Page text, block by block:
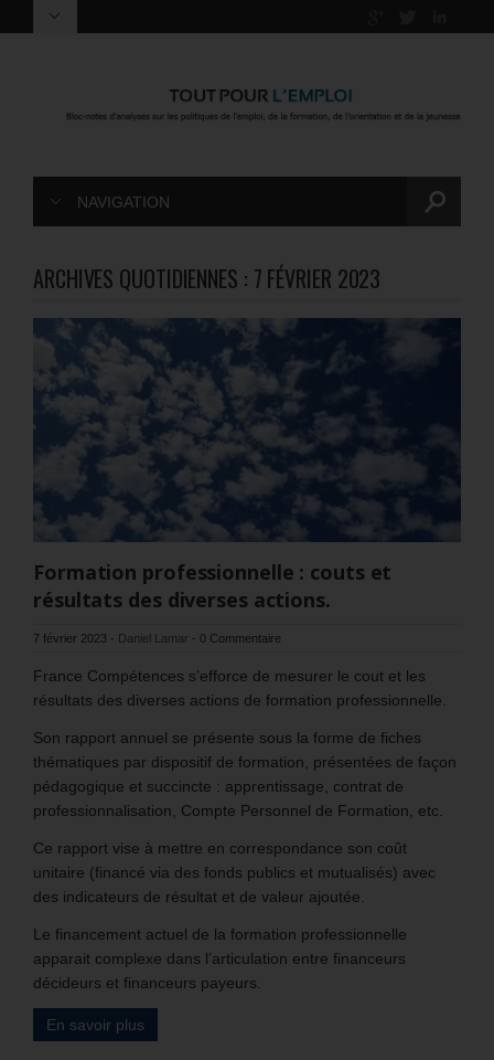
NAVIGATION
ARCHIVES QUOTIDIENNES : 7 FÉVRIER 2023
Formation professionnelle : couts et
résultats des diverses actions.
7 février 2023 - Daniel Lamar - 0 Commentaire
France Compétences s’efforce de mesurer le cout et les
résultats des diverses actions de formation professionnelle.
Son rapport annuel se présente sous la forme de fiches
thématiques par dispositif de formation, présentées de façon
pédagogique et succincte : apprentissage, contrat de
professionnalisation, Compte Personnel de Formation, etc.
Ce rapport vise à mettre en correspondance son coût
unitaire (financé via des fonds publics et mutualisés) avec
des indicateurs de résultat et de valeur ajoutée.
Le financement actuel de la formation professionnelle
apparait complexe dans l’articulation entre financeurs
décideurs et financeurs payeurs.
En savoir plus